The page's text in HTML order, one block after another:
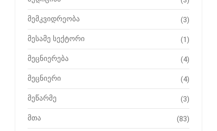
მემკვიდრეობა (3)
მესამე სექტორი (1)
მეცნიერება (4)
მეცნიერი (4)
მეწარმე (3)
მთა (83)